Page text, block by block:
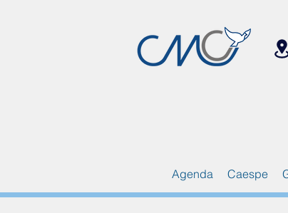
Agenda Caespe